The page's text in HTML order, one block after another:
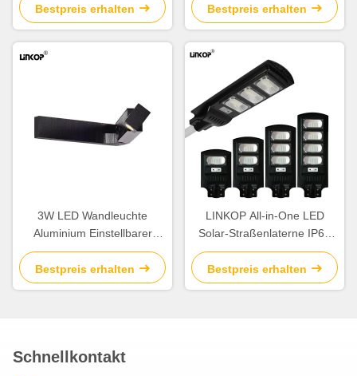
Kabelverbindung, 24lm
Helligkeit
Bestpreis erhalten
Bettwandlampen 3W 110V-
240V 3000K
Bestpreis erhalten
3W LED Wandleuchte
Aluminium Einstellbarer
Winkel Warmweiß LED
Wandlicht IP22 für
Schlafzimmer Korridor
Bestpreis erhalten
LINKOP All-in-One LED
Solar-Straßenlaterne IP66
30W 60W 90W 120W
Bestpreis erhalten
Schnellkontakt